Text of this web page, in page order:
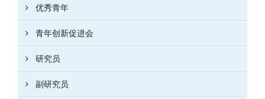
优秀青年
青年创新促进会
研究员
副研究员